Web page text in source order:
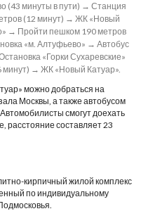
(43 минуты в пути) → Станция
(12 минут) → ЖК «Новый
→ Пройти пешком 190 метров
«м. Алтуфьево» → Автобус
«Горки Сухаревские»
→ ЖК «Новый Катуар».
можно добраться на
Москвы, а также автобусом
смогут доехать
расстояние составляет 23
кирпичный жилой комплекс
по индивидуальному